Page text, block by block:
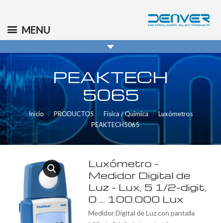
info@denver.es
PEAKTECH
5065
Inicio PRODUCTOS Física / Química
Luxómetros
PEAKTECH5065
Luxómetro –
Medidor Digital de
Luz – Lux, 5 1/2-digit,
0 … 100.000 Lux
Medidor Digital de Luz con pantalla
MENU